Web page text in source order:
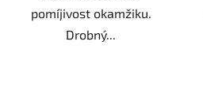
pomíjivost okamžiku.
Drobný...